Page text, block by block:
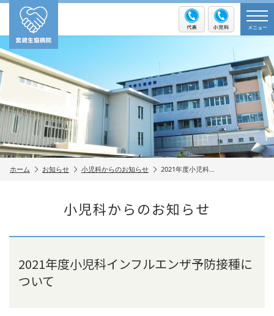
メニュー
ホーム お知らせ 小児科からのお知らせ 2021年度小児科…
小児科からのお知らせ
2021年度小児科インフルエンザ予防接種に
ついて